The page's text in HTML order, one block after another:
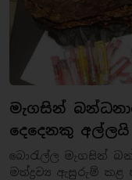
මැගසින්
දෙදෙනකු අල්ලයි
බොරැල්ල මැගසින්
මත්ද්‍රව්‍ය ඇසුරුම් කළ